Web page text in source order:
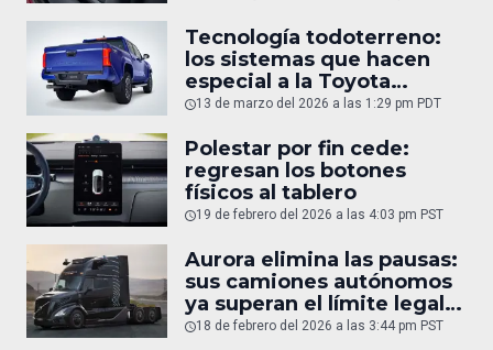
Tecnología todoterreno:
los sistemas que hacen
especial a la Toyota
Tacoma
13 de marzo del 2026 a las 1:29 pm PDT
Polestar por fin cede:
regresan los botones
físicos al tablero
19 de febrero del 2026 a las 4:03 pm PST
Aurora elimina las pausas:
sus camiones autónomos
ya superan el límite legal
humano
18 de febrero del 2026 a las 3:44 pm PST